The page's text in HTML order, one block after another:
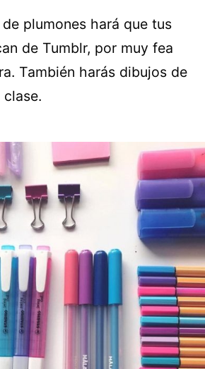
plumones hará que tus
de Tumblr, por muy fea
También harás dibujos de